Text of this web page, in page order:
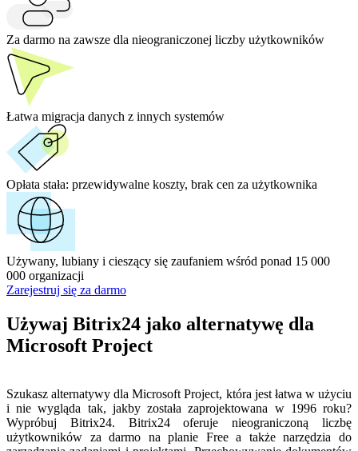
Za darmo na zawsze dla nieograniczonej liczby użytkowników
Łatwa migracja danych z innych systemów
Opłata stała: przewidywalne koszty, brak cen za użytkownika
Używany, lubiany i cieszący się zaufaniem wśród ponad 15 000
000 organizacji
Zarejestruj się za darmo
Używaj Bitrix24 jako alternatywę dla
Microsoft Project
Szukasz alternatywy dla Microsoft Project, która jest łatwa w użyciu
i nie wygląda tak, jakby została zaprojektowana w 1996 roku?
Wypróbuj Bitrix24. Bitrix24 oferuje nieograniczoną liczbę
użytkowników za darmo na planie Free a także narzędzia do